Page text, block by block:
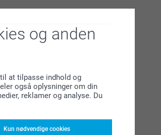
og anden
at tilpasse indhold og
også oplysninger om din
reklamer og analyse. Du
Kun nødvendige cookies